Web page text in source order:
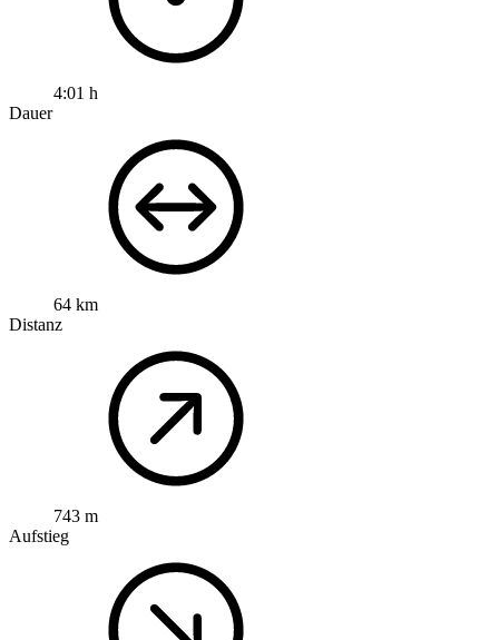
4:01 h
Dauer
64 km
Distanz
743 m
Aufstieg